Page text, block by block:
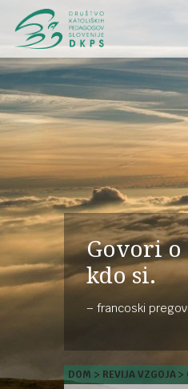
Govori
kdo si.
francoski
DOM REVIJA VZGOJA